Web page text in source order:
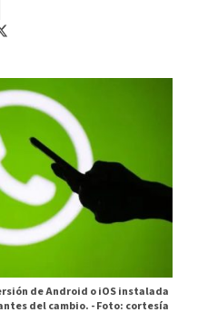
de Android o iOS instalada
del cambio. -Foto: cortesía